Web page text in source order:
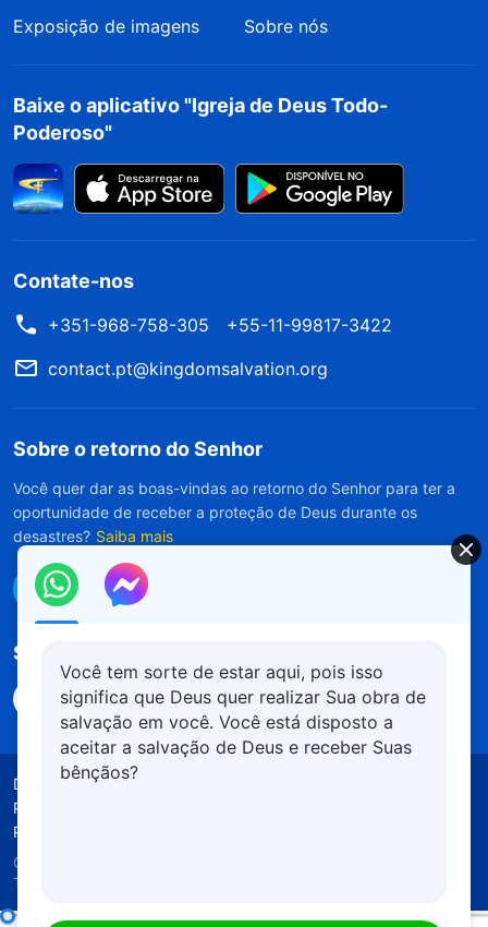
Exposição de imagens
Sobre nós
Baixe o aplicativo "Igreja de Deus Todo-
Poderoso"
Contate-nos
+351-968-758-305
+55-11-99817-3422
contact.pt@kingdomsalvation.org
Sobre o retorno do Senhor
Você quer dar as boas-vindas ao retorno do Senhor para ter a
oportunidade de receber a proteção de Deus durante os
desastres? Saiba mais
Conecte-se conosco no Messenger
Siga-nos
Declaração Solene
Política de Privacidade
Política de Cookies
Copyright © 2026
Todos os direitos reservados.
Você tem sorte de estar aqui, pois isso
significa que Deus quer realizar Sua obra de
salvação em você. Você está disposto a
aceitar a salvação de Deus e receber Suas
bênçãos?